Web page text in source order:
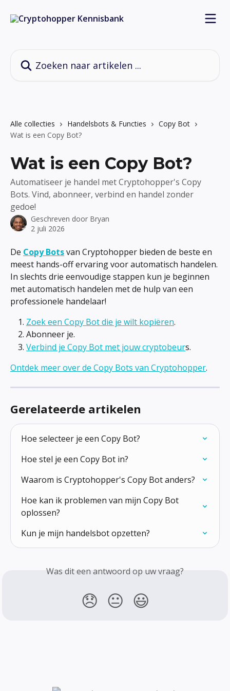
Alle collecties Handelsbots & Functies
Copy Bot
Wat is een Copy Bot?
Wat is een Copy Bot?
Automatiseer je handel met Cryptohopper's Copy
Bots. Vind, abonneer, verbind en handel zonder
gedoe!
Geschreven door Bryan
2 juli 2026
De Copy Bots van Cryptohopper bieden de beste en
meest hands-off ervaring voor automatisch handelen.
In slechts drie eenvoudige stappen kun je beginnen
met automatisch handelen met de hulp van een
professionele handelaar!
Zoek een Copy Bot die je wilt kopiëren.
Abonneer je.
Verbind je Copy Bot met jouw cryptobeurs.
Ontdek meer over de Copy Bots van Cryptohopper.
Gerelateerde artikelen
Hoe selecteer je een Copy Bot?
Hoe stel je een Copy Bot in?
Waarom is Cryptohopper's Copy Bot anders?
Hoe kan ik problemen van mijn Copy Bot
oplossen?
Kun je mijn handelsbot opzetten?
Was dit een antwoord op uw vraag?
😞 😐 😃